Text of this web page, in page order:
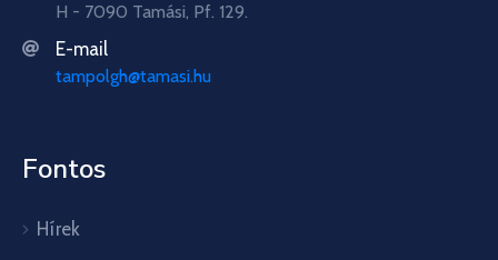
H - 7090 Tamási, Pf. 129.
E-mail
tampolgh@tamasi.hu
Fontos
Hírek